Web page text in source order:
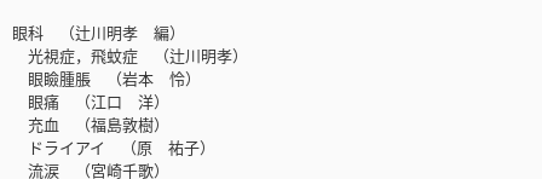
眼科 （辻川明孝 編）
光視症，飛蚊症 （辻川明孝）
眼瞼腫脹 （岩本 怜）
眼痛 （江口 洋）
充血 （福島敦樹）
ドライアイ （原 祐子）
流涙 （宮崎千歌）